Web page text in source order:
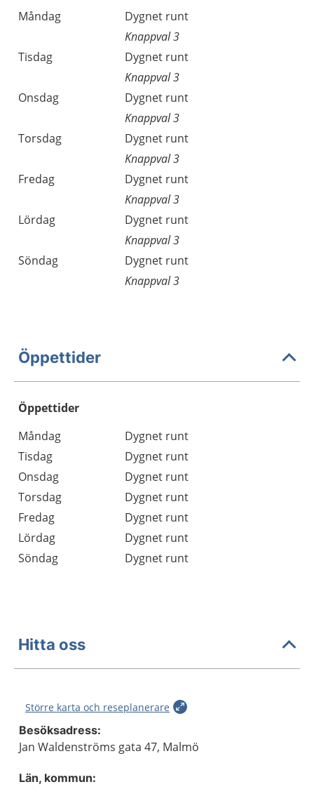
Måndag
Dygnet runt
Knappval 3
Tisdag
Dygnet runt
Knappval 3
Onsdag
Dygnet runt
Knappval 3
Torsdag
Dygnet runt
Knappval 3
Fredag
Dygnet runt
Knappval 3
Lördag
Dygnet runt
Knappval 3
Söndag
Dygnet runt
Knappval 3
Öppettider
Öppettider
Dag
Öppettider
Kommentarer
Måndag
Dygnet runt
Tisdag
Dygnet runt
Onsdag
Dygnet runt
Torsdag
Dygnet runt
Fredag
Dygnet runt
Lördag
Dygnet runt
Söndag
Dygnet runt
Hitta oss
Större karta och reseplanerare
Besöksadress:
Jan Waldenströms gata 47, Malmö
Län, kommun: